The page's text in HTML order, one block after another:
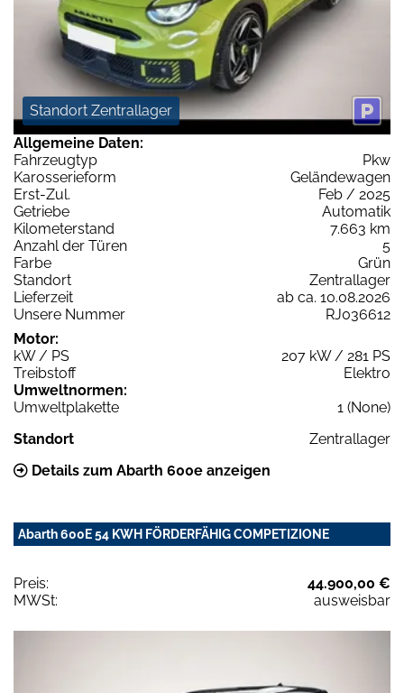
Standort Zentrallager
Allgemeine Daten:
Fahrzeugtyp
Pkw
Karosserieform
Geländewagen
Erst-Zul.
Feb / 2025
Getriebe
Automatik
Kilometerstand
7.663 km
Anzahl der Türen
5
Farbe
Grün
Standort
Zentrallager
Lieferzeit
ab ca. 10.08.2026
Unsere Nummer
RJ036612
Motor:
kW / PS
207 kW / 281 PS
Treibstoff
Elektro
Umweltnormen:
Umweltplakette
1 (None)
Standort
Zentrallager
Details zum Abarth 600e anzeigen
Abarth 600E 54 KWH FÖRDERFÄHIG COMPETIZIONE
Preis:
44.900,00 €
MWSt:
ausweisbar